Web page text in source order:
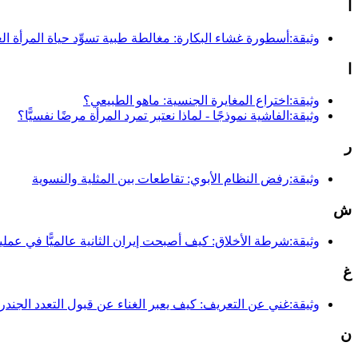
وثيقة:أسطورة غشاء البكارة: مغالطة طبية تسوِّد حياة المرأة
وثيقة:اختراع المغايرة الجنسية: ماهو الطبيعي؟
وثيقة:الفاشية نموذجًا - لماذا نعتبر تمرد المرأة مرضًا نفسيًّا؟
ر
وثيقة:رفض النظام الأبوي: تقاطعات بين المثلية والنسوية
ش
وثيقة:شرطة الأخلاق: كيف أصبحت إيران الثانية عالميًّا في
غ
وثيقة:غني عن التعريف: كيف يعبر الغناء عن قبول التعدد
ن